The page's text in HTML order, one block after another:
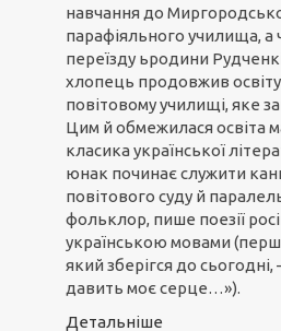
навчання до
парафіяльного училища, а
переїзду ьродини
хлопець продовжив
повітовому училищі, яке
Цим й обмежилася освіта
класика української
юнак починає служити
повітового суду й
фольклор, пише поезії
українською мовами
який зберігся до
давить моє серце…»).
Детальніше